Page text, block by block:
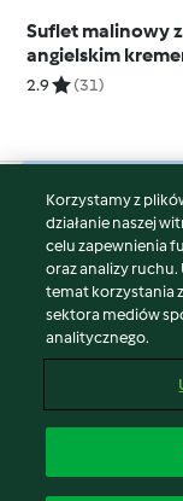
Suflet malinowy z
angielskim
2.9 (31)
© Copyright 2026
Warunki korzystania
Polityka prywatności
Disclaimer
Znak wydawcy
Zgłoś treść
Oświadczenie o
Korzystamy z
działanie naszej
celu zapewnienia
oraz analizy
temat korzystania
sektora mediów
analitycznego.